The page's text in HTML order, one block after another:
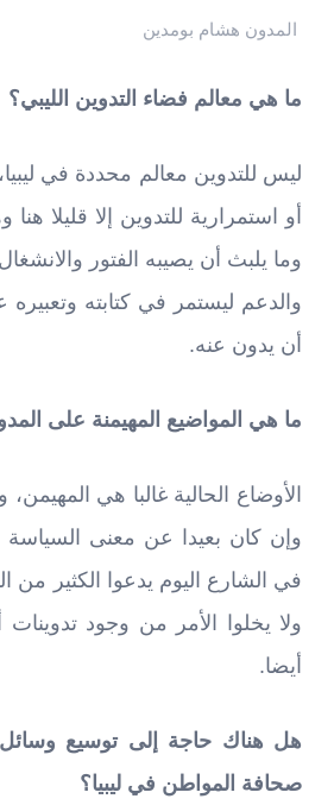
المدون هشام بومدين
ما هي معالم فضاء التدوين الليبي؟
ليس للتدوين معالم محددة في
أو استمرارية للتدوين إلا قليلا
وما يلبث أن يصيبه الفتور
والدعم ليستمر في كتابته وتعبيره
أن يدون عنه.
ما هي المواضيع المهيمنة على
الأوضاع الحالية غالبا هي
وإن كان بعيدا عن معنى
في الشارع اليوم يدعوا الكثير من
ولا يخلوا الأمر من وجود
أيضا.
هل هناك حاجة إلى توسيع وسائل
صحافة المواطن في ليبيا؟